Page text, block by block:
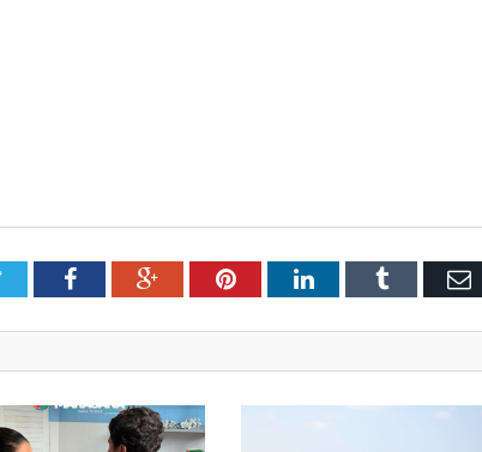
TwitterFacebookGoogle+PinterestLinkedInTumblr